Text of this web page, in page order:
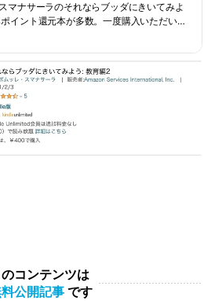
マナサーラのそれならブッダにきいてみよ
イント還元本が多数。一度購入いただいた
端末、スマートフォンやタブレットな
コンテンツは
公開記事 です